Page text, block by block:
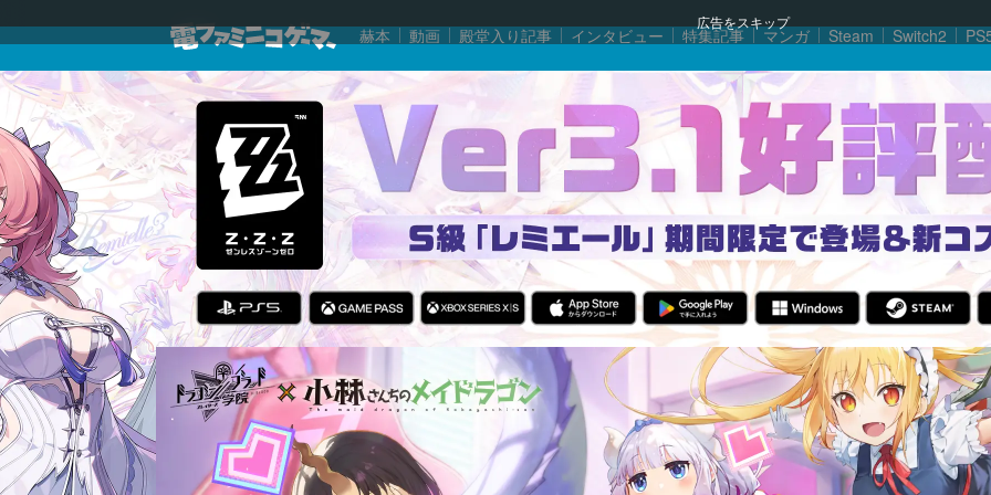
広告をスキップ
赫本 動画 殿堂入り記事 インタビュー 特集記事 マンガ Steam Switch2